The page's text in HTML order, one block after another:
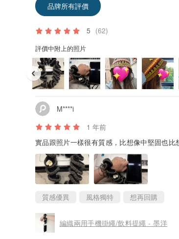
品牌所有評價
5 (62)
評價中附上的照片
M****i
1 年前
實品跟照片一樣很有質感，比想像中堅固也
質感優異 風格獨特 想再回購
編織兩用手機掛繩/飲料提繩 - 墨洋